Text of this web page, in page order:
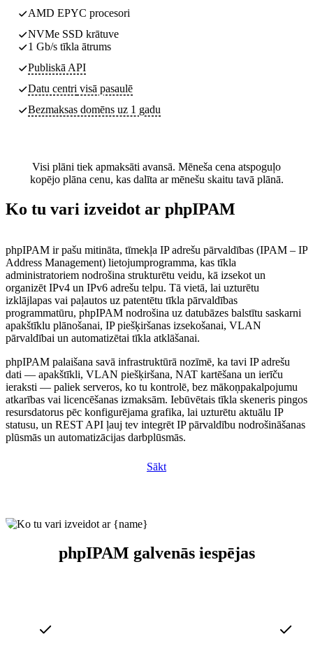
AMD EPYC procesori
NVMe SSD krātuve
1 Gb/s tīkla ātrums
Publiskā API
Datu centri visā pasaulē
Bezmaksas domēns uz 1 gadu
Visi plāni tiek apmaksāti avansā. Mēneša cena atspoguļo
kopējo plāna cenu, kas dalīta ar mēnešu skaitu tavā plānā.
Ko tu vari izveidot ar phpIPAM
phpIPAM ir pašu mitināta, tīmekļa IP adrešu pārvaldības (IPAM – IP
Address Management) lietojumprogramma, kas tīkla
administratoriem nodrošina strukturētu veidu, kā izsekot un
organizēt IPv4 un IPv6 adrešu telpu. Tā vietā, lai uzturētu
izklājlapas vai paļautos uz patentētu tīkla pārvaldības
programmatūru, phpIPAM nodrošina uz datubāzes balstītu saskarni
apakštīklu plānošanai, IP piešķiršanas izsekošanai, VLAN
pārvaldībai un automatizētai tīkla atklāšanai.
phpIPAM palaišana savā infrastruktūrā nozīmē, ka tavi IP adrešu
dati — apakštīkli, VLAN piešķiršana, NAT kartēšana un ierīču
ieraksti — paliek serveros, ko tu kontrolē, bez mākoņpakalpojumu
atkarības vai licencēšanas izmaksām. Iebūvētais tīkla skeneris pingos
resursdatorus pēc konfigurējama grafika, lai uzturētu aktuālu IP
statusu, un REST API ļauj tev integrēt IP pārvaldību nodrošināšanas
plūsmās un automatizācijas darbplūsmās.
Sākt
phpIPAM galvenās iespējas